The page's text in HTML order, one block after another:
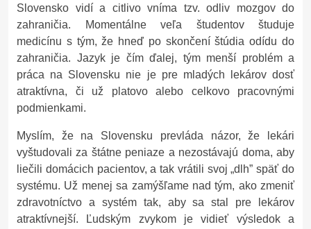
Slovensko vidí a citlivo vníma tzv. odliv mozgov do
zahraničia. Momentálne veľa študentov študuje
medicínu s tým, že hneď po skončení štúdia odídu do
zahraničia. Jazyk je čím ďalej, tým menší problém a
práca na Slovensku nie je pre mladých lekárov dosť
atraktívna, či už platovo alebo celkovo pracovnými
podmienkami.
Myslím, že na Slovensku prevláda názor, že lekári
vyštudovali za štátne peniaze a nezostávajú doma, aby
liečili domácich pacientov, a tak vrátili svoj „dlh” späť do
systému. Už menej sa zamýšľame nad tým, ako zmeniť
zdravotníctvo a systém tak, aby sa stal pre lekárov
atraktívnejší. Ľudským zvykom je vidieť výsledok a